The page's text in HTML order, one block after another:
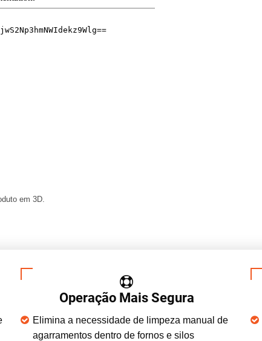
em 3D.
Operação Mais Segura
Elimina a necessidade de limpeza manual de
agarramentos dentro de fornos e silos